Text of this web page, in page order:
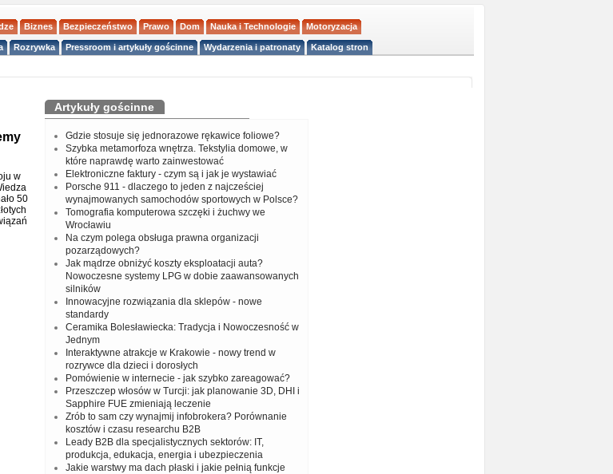
Biznes Bezpieczeństwo Prawo Dom Nauka i Technologie Motoryzacja
Rozrywka Pressroom i artykuły gościnne Wydarzenia i patronaty Katalog stron
w
50
Artykuły gościnne
Gdzie stosuje się jednorazowe rękawice foliowe?
Szybka metamorfoza wnętrza. Tekstylia domowe, w
które naprawdę warto zainwestować
Elektroniczne faktury - czym są i jak je wystawiać
Porsche 911 - dlaczego to jeden z najcześciej
wynajmowanych samochodów sportowych w Polsce?
Tomografia komputerowa szczęki i żuchwy we
Wrocławiu
Na czym polega obsługa prawna organizacji
pozarządowych?
Jak mądrze obniżyć koszty eksploatacji auta?
Nowoczesne systemy LPG w dobie zaawansowanych
silników
Innowacyjne rozwiązania dla sklepów - nowe
standardy
Ceramika Bolesławiecka: Tradycja i Nowoczesność w
Jednym
Interaktywne atrakcje w Krakowie - nowy trend w
rozrywce dla dzieci i dorosłych
Pomówienie w internecie - jak szybko zareagować?
Przeszczep włosów w Turcji: jak planowanie 3D, DHI i
Sapphire FUE zmieniają leczenie
Zrób to sam czy wynajmij infobrokera? Porównanie
kosztów i czasu researchu B2B
Leady B2B dla specjalistycznych sektorów: IT,
produkcja, edukacja, energia i ubezpieczenia
Jakie warstwy ma dach płaski i jakie pełnią funkcje